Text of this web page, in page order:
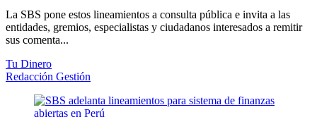
La SBS pone estos lineamientos a consulta pública e invita a las
entidades, gremios, especialistas y ciudadanos interesados a remitir
sus comenta...
Tu Dinero
Redacción Gestión